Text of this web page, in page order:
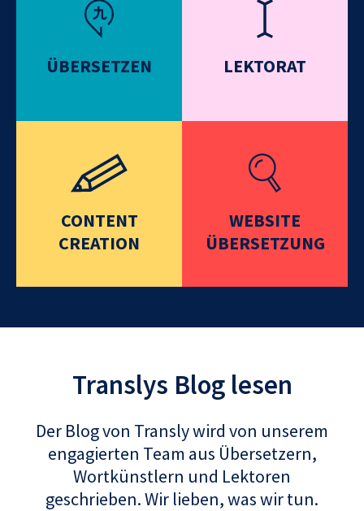
ÜBERSETZEN LEKTORAT
CONTENT
CREATION
WEBSITE
ÜBERSETZUNG
Translys Blog lesen
Der Blog von Transly wird von unserem
engagierten Team aus Übersetzern,
Wortkünstlern und Lektoren
geschrieben. Wir lieben, was wir tun.